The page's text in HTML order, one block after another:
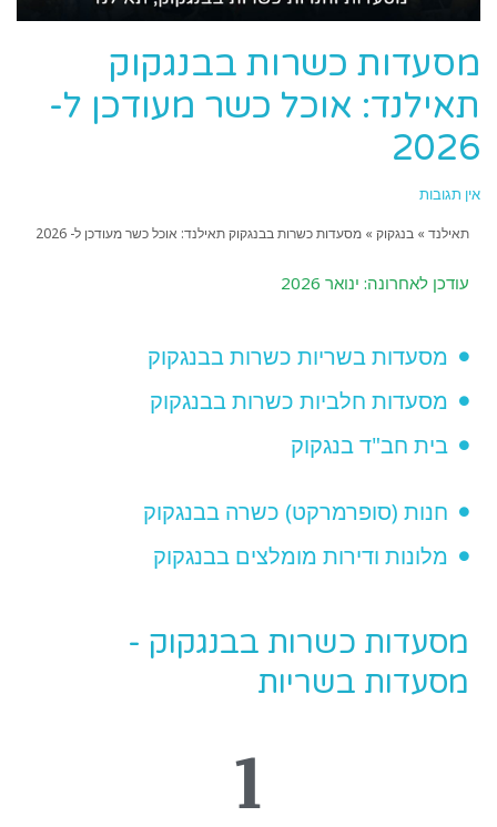
מסעדות כשרות בבנגקוק
תאילנד: אוכל כשר מעודכן ל-
2026
אין תגובות
תאילנד » בנגקוק » מסעדות כשרות בבנגקוק תאילנד: אוכל כשר מעודכן ל- 2026
עודכן לאחרונה: ינואר 2026
מסעדות בשריות כשרות בבנגקוק
מסעדות חלביות כשרות בבנגקוק
בית חב"ד בנגקוק
חנות (סופרמרקט) כשרה בבנגקוק
מלונות ודירות מומלצים בבנגקוק
מסעדות כשרות בבנגקוק -
מסעדות בשריות
1